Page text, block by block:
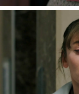
Ömer telefonea
alguna pista
pero, de
marido de
ocurrido a su
determinación:
asunto, lo hará